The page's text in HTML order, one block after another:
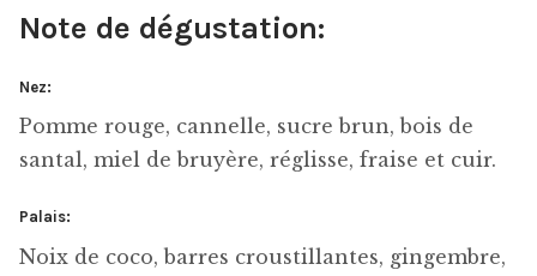
Note de dégustation:
Nez:
Pomme rouge, cannelle, sucre brun, bois de
santal, miel de bruyère, réglisse, fraise et cuir.
Palais:
Noix de coco, barres croustillantes, gingembre,